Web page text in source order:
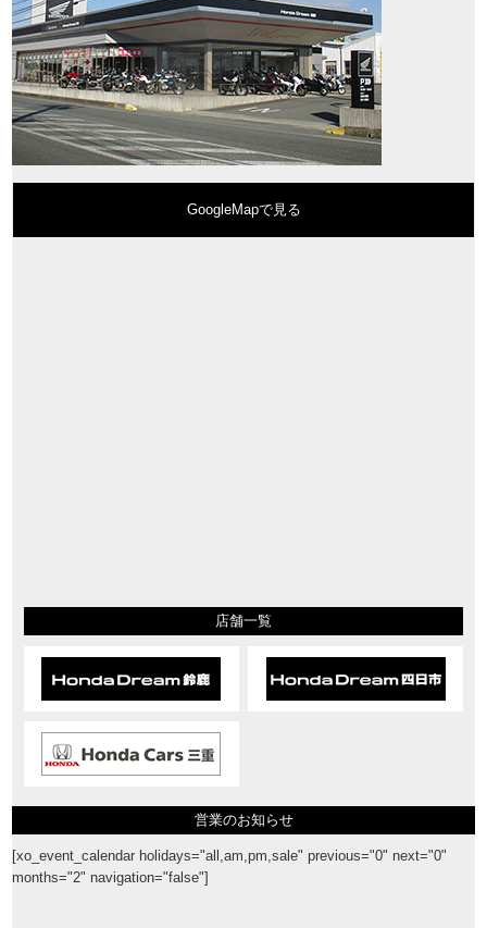
GoogleMapで見る
店舗一覧
営業のお知らせ
[xo_event_calendar holidays="all,am,pm,sale" previous="0" next="0"
months="2" navigation="false"]